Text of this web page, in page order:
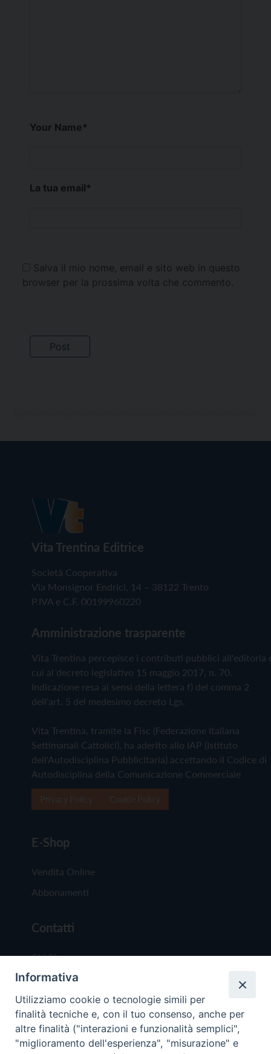
Your Name*
La tua email*
Salva il mio nome, email e sito web in questo
browser per la prossima volta che commento.
Vita Trentina Editrice
Società Cooperativa
Via Monsignor Endrici, 14 – 38122 Trento
P.IVA e C.F. 00199960220
Amministrazione trasparente
Vita Trentina percepisce i contributi pubblici all'editoria
cui al decreto legislativo 15 maggio 2017, n. 70.
Indicazione resa ai sensi della lettera f) del comma 2
dell'art. 5 del medesimo decreto Lgs.
Vita Trentina, tramite la Fisc (Federazione Italiana
Settimanali Cattolici), ha aderito allo IAP (Istituto
dell'Autodisciplina Pubblicitaria) accettando il Codice di
Autodisciplina della Comunicazione Commerciale
E-Shop
Vendita Online
Abbonamenti
Contatti
Chi Siamo
Redazione
Scrivici
Informativa
Utilizziamo cookie o tecnologie simili per
finalità tecniche e, con il tuo consenso, anche per
altre finalità ("interazioni e funzionalità semplici",
"miglioramento dell'esperienza", "misurazione" e